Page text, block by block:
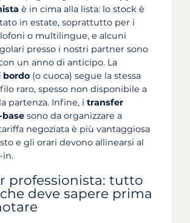
è in cima alla lista: lo stock è
in estate, soprattutto per i
o multilingue, e alcuni
presso i nostri partner sono
un anno di anticipo. La
bordo (o cuoca) segue la stessa
raro, spesso non disponibile a
partenza. Infine, i transfer
sono da organizzare a
negoziata è più vantaggiosa
e gli orari devono allinearsi al
in.
professionista: tutto
deve sapere prima